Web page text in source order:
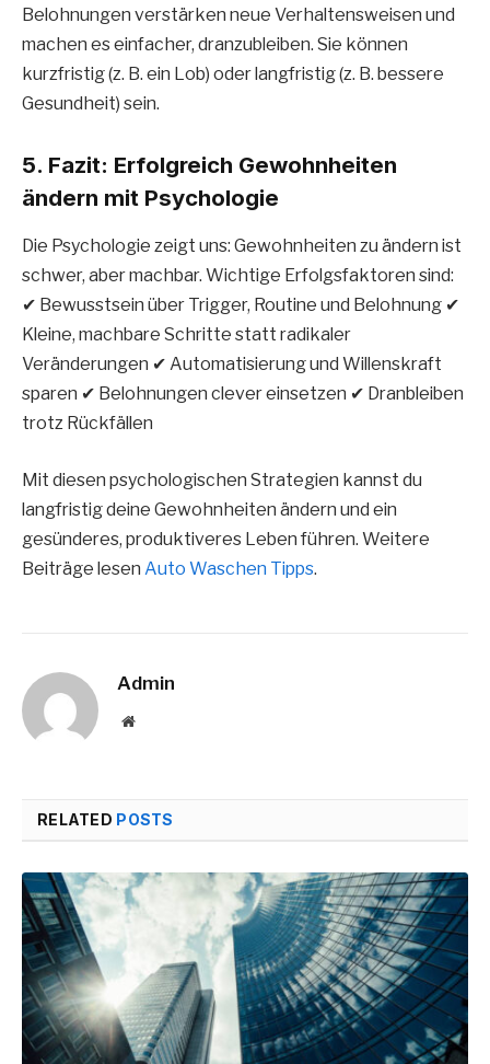
Belohnungen verstärken neue Verhaltensweisen und
machen es einfacher, dranzubleiben. Sie können
kurzfristig (z. B. ein Lob) oder langfristig (z. B. bessere
Gesundheit) sein.
5. Fazit: Erfolgreich Gewohnheiten
ändern mit Psychologie
Die Psychologie zeigt uns: Gewohnheiten zu ändern ist
schwer, aber machbar. Wichtige Erfolgsfaktoren sind:
✔ Bewusstsein über Trigger, Routine und Belohnung ✔
Kleine, machbare Schritte statt radikaler
Veränderungen ✔ Automatisierung und Willenskraft
sparen ✔ Belohnungen clever einsetzen ✔ Dranbleiben
trotz Rückfällen
Mit diesen psychologischen Strategien kannst du
langfristig deine Gewohnheiten ändern und ein
gesünderes, produktiveres Leben führen. Weitere
Beiträge lesen Auto Waschen Tipps.
Admin
Website
RELATED POSTS